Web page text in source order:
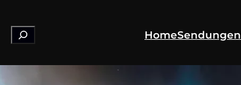
Suchen HomeSendungen